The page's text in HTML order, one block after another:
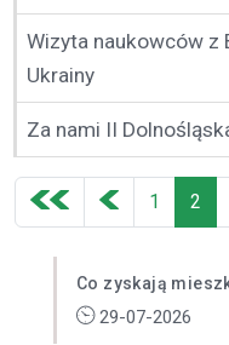
Wizyta naukowców z
Ukrainy
Za nami II
1 2
Co zyskają
29-07-2026